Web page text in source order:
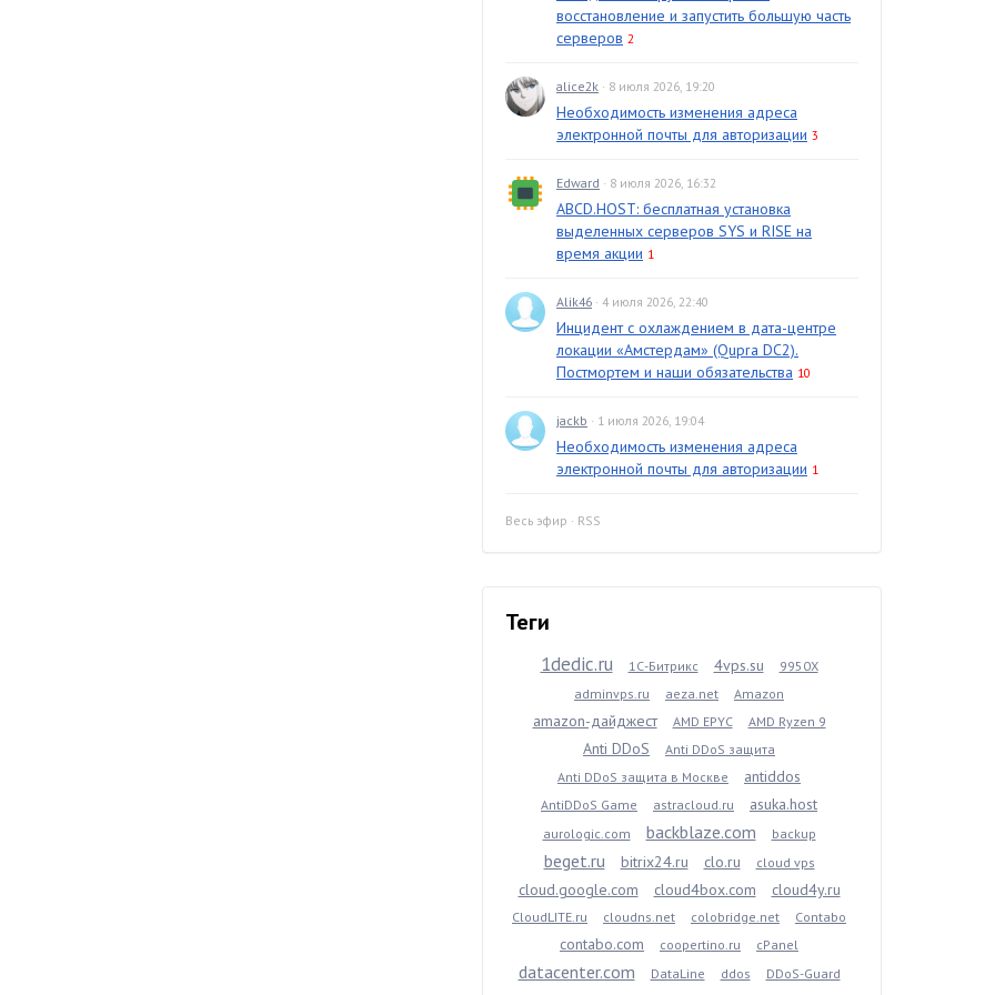
восстановление и запустить большую часть
серверов 2
alice2k · 8 июля 2026, 19:20
Необходимость изменения адреса
электронной почты для авторизации 3
Edward · 8 июля 2026, 16:32
ABCD.HOST: бесплатная установка
выделенных серверов SYS и RISE на
время акции 1
Alik46 · 4 июля 2026, 22:40
Инцидент с охлаждением в дата-центре
локации «Амстердам» (Qupra DC2).
Постмортем и наши обязательства 10
jackb · 1 июля 2026, 19:04
Необходимость изменения адреса
электронной почты для авторизации 1
Весь эфир · RSS
Теги
1dedic.ru 1С-Битрикс 4vps.su
9950X
adminvps.ru
aeza.net Amazon
amazon-дайджест AMD EPYC AMD Ryzen 9
Anti DDoS
Anti DDoS защита
Anti DDoS защита в Москве
antiddos
AntiDDoS Game astracloud.ru asuka.host
aurologic.com backblaze.com backup
beget.ru bitrix24.ru clo.ru cloud vps
cloud.google.com cloud4box.com cloud4y.ru
CloudLITE.ru cloudns.net colobridge.net Contabo
contabo.com coopertino.ru cPanel
datacenter.com DataLine ddos DDoS-Guard